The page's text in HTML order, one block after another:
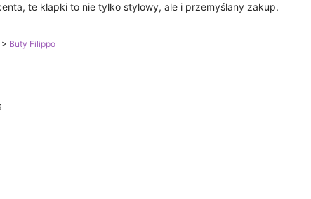
te klapki to nie tylko stylowy, ale i przemyślany zakup.
> Buty Filippo